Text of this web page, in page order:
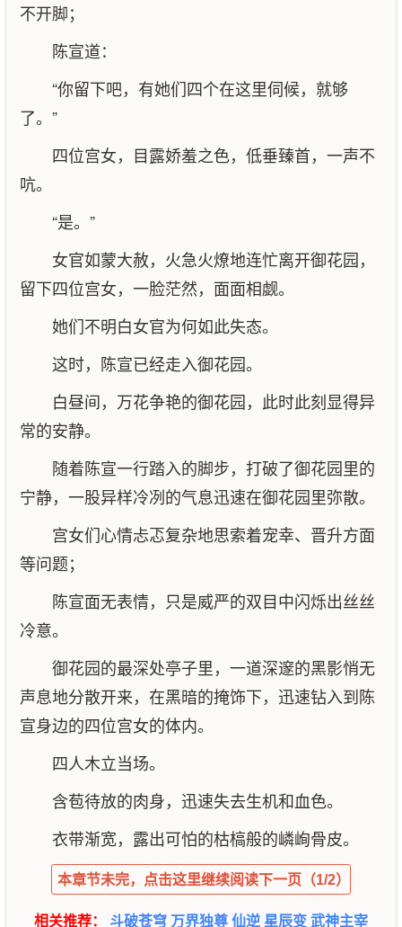
不开脚；
陈宣道：
“你留下吧，有她们四个在这里伺候，就够
了。”
四位宫女，目露娇羞之色，低垂臻首，一声不
吭。
“是。”
女官如蒙大赦，火急火燎地连忙离开御花园，
留下四位宫女，一脸茫然，面面相觑。
她们不明白女官为何如此失态。
这时，陈宣已经走入御花园。
白昼间，万花争艳的御花园，此时此刻显得异
常的安静。
随着陈宣一行踏入的脚步，打破了御花园里的
宁静，一股异样冷冽的气息迅速在御花园里弥散。
宫女们心情忐忑复杂地思索着宠幸、晋升方面
等问题；
陈宣面无表情，只是威严的双目中闪烁出丝丝
冷意。
御花园的最深处亭子里，一道深邃的黑影悄无
声息地分散开来，在黑暗的掩饰下，迅速钻入到陈
宣身边的四位宫女的体内。
四人木立当场。
含苞待放的肉身，迅速失去生机和血色。
衣带渐宽，露出可怕的枯槁般的嶙峋骨皮。
本章节未完，点击这里继续阅读下一页（1/2）
相关推荐： 斗破苍穹 万界独尊仙逆星辰变武神主宰